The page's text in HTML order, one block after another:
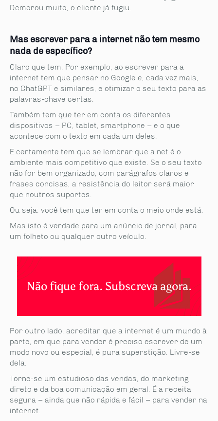
Demorou muito, o cliente já fugiu.
Mas escrever para a internet não tem mesmo
nada de específico?
Claro que tem. Por exemplo, ao escrever para a
internet tem que pensar no Google e, cada vez mais,
no ChatGPT e similares, e otimizar o seu texto para as
palavras-chave certas.
Também tem que ter em conta os diferentes
dispositivos – PC, tablet, smartphone – e o que
acontece com o texto em cada um deles.
E certamente tem que se lembrar que a net é o
ambiente mais competitivo que existe. Se o seu texto
não for bem organizado, com parágrafos claros e
frases concisas, a resistência do leitor será maior
que noutros suportes.
Ou seja: você tem que ter em conta o meio onde está.
Mas isto é verdade para um anúncio de jornal, para
um folheto ou qualquer outro veículo.
Não fique fora. Subscreva agora.
Por outro lado, acreditar que a internet é um mundo à
parte, em que para vender é preciso escrever de um
modo novo ou especial, é pura superstição. Livre-se
dela.
Torne-se um estudioso das vendas, do marketing
direto e da boa comunicação em geral. É a receita
segura – ainda que não rápida e fácil – para vender na
internet.